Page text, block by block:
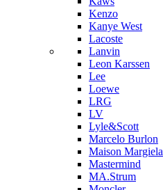
Kenzo
Kanye West
Lacoste
Lanvin
Leon Karssen
Lee
Loewe
LRG
LV
Lyle&Scott
Marcelo Burlon
Maison Margiela
Mastermind
MA.Strum